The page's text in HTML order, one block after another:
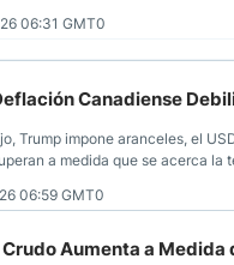
baja de lo esperado.
06:31 GMT0
Canadiense
Trump impone aranceles, el
a medida que se acerca la
resistencia clave.
06:59 GMT0
Aumenta a